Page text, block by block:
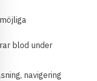
blod under
navigering